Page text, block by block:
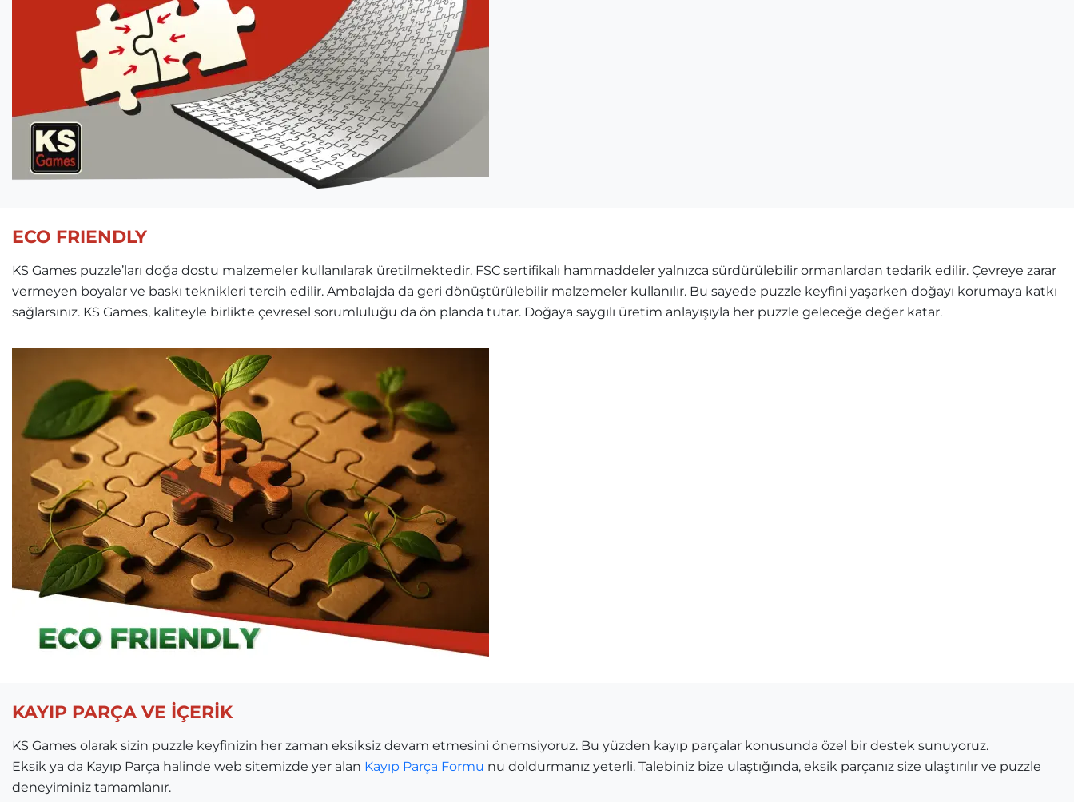
ECO FRIENDLY
KS Games puzzle’ları doğa dostu malzemeler kullanılarak üretilmektedir. FSC sertifikalı hammaddeler yalnızca sürdürülebilir ormanlardan tedarik edilir. Çevreye zarar
vermeyen boyalar ve baskı teknikleri tercih edilir. Ambalajda da geri dönüştürülebilir malzemeler kullanılır. Bu sayede puzzle keyfini yaşarken doğayı korumaya katkı
sağlarsınız. KS Games, kaliteyle birlikte çevresel sorumluluğu da ön planda tutar. Doğaya saygılı üretim anlayışıyla her puzzle geleceğe değer katar.
KAYIP PARÇA VE İÇERİK
KS Games olarak sizin puzzle keyfinizin her zaman eksiksiz devam etmesini önemsiyoruz. Bu yüzden kayıp parçalar konusunda özel bir destek sunuyoruz.
Eksik ya da Kayıp Parça halinde web sitemizde yer alan Kayıp Parça Formu nu doldurmanız yeterli. Talebiniz bize ulaştığında, eksik parçanız size ulaştırılır ve puzzle
deneyiminiz tamamlanır.